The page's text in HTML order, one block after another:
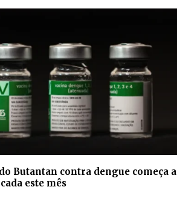
Butantan contra dengue começa a
este mês